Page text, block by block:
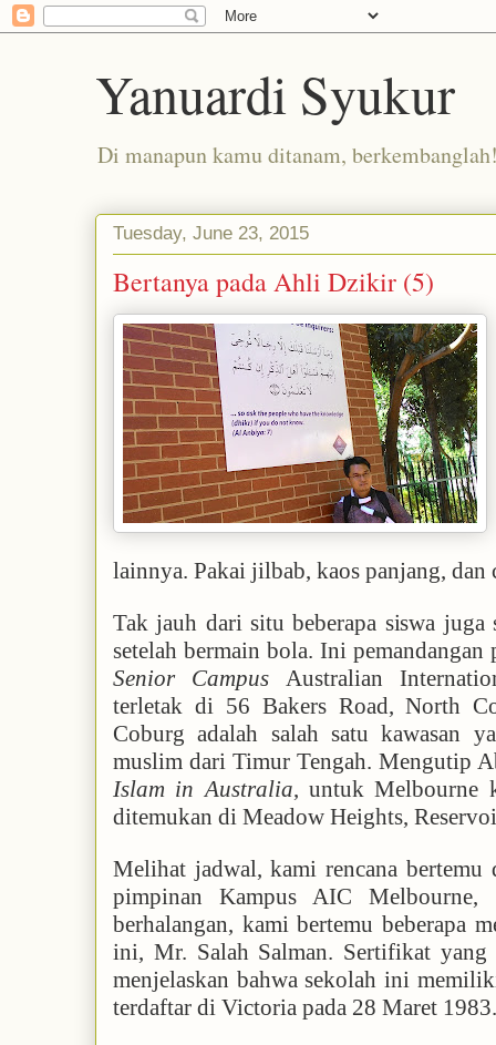
Yanuardi Syukur
Di manapun kamu ditanam,
Tuesday, June 23, 2015
Bertanya pada Ahli Dzikir (5)
lainnya. Pakai jilbab, kaos panjang, dan
Tak jauh dari situ beberapa siswa juga
setelah bermain bola. Ini pemandangan
Senior Campus Australian
terletak di 56 Bakers Road, North
Coburg adalah salah satu kawasan
muslim dari Timur Tengah. Mengutip
Islam in Australia, untuk Melbourne
ditemukan di Meadow Heights,
Melihat jadwal, kami rencana bertemu
pimpinan Kampus AIC Melbourne,
berhalangan, kami bertemu beberapa
ini, Mr. Salah Salman. Sertifikat
menjelaskan bahwa sekolah ini
terdaftar di Victoria pada 28 Maret 1983.